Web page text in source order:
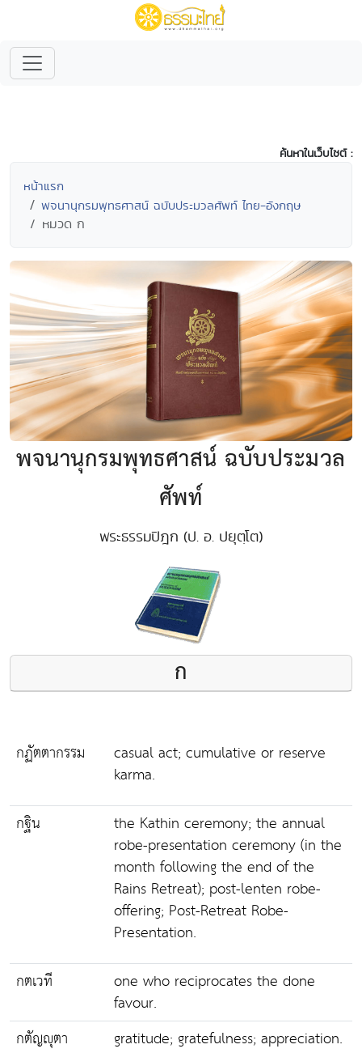
ค้นหาในเว็บไซต์ :
หน้าแรก
พจนานุกรมพุทธศาสน์ ฉบับประมวลศัพท์ ไทย-อังกฤษ
หมวด ก
พจนานุกรมพุทธศาสน์ ฉบับประมวล
ศัพท์
พระธรรมปิฎก (ป. อ. ปยุตฺโต)
ก
กฏัตตากรรม
casual act; cumulative or reserve
karma.
กฐิน
the Kathin ceremony; the annual
robe-presentation ceremony (in the
month following the end of the
Rains Retreat); post-lenten robe-
offering; Post-Retreat Robe-
Presentation.
กตเวที
one who reciprocates the done
favour.
กตัญญุตา
gratitude; gratefulness; appreciation.